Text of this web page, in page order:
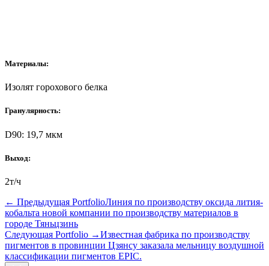
Материалы:
Изолят горохового белка
Гранулярность:
D90: 19,7 мкм
Выход:
2т/ч
← Предыдущая PortfolioЛиния по производству оксида лития-
кобальта новой компании по производству материалов в
городе Тяньцзинь
Следующая Portfolio →Известная фабрика по производству
пигментов в провинции Цзянсу заказала мельницу воздушной
классификации пигментов EPIC.